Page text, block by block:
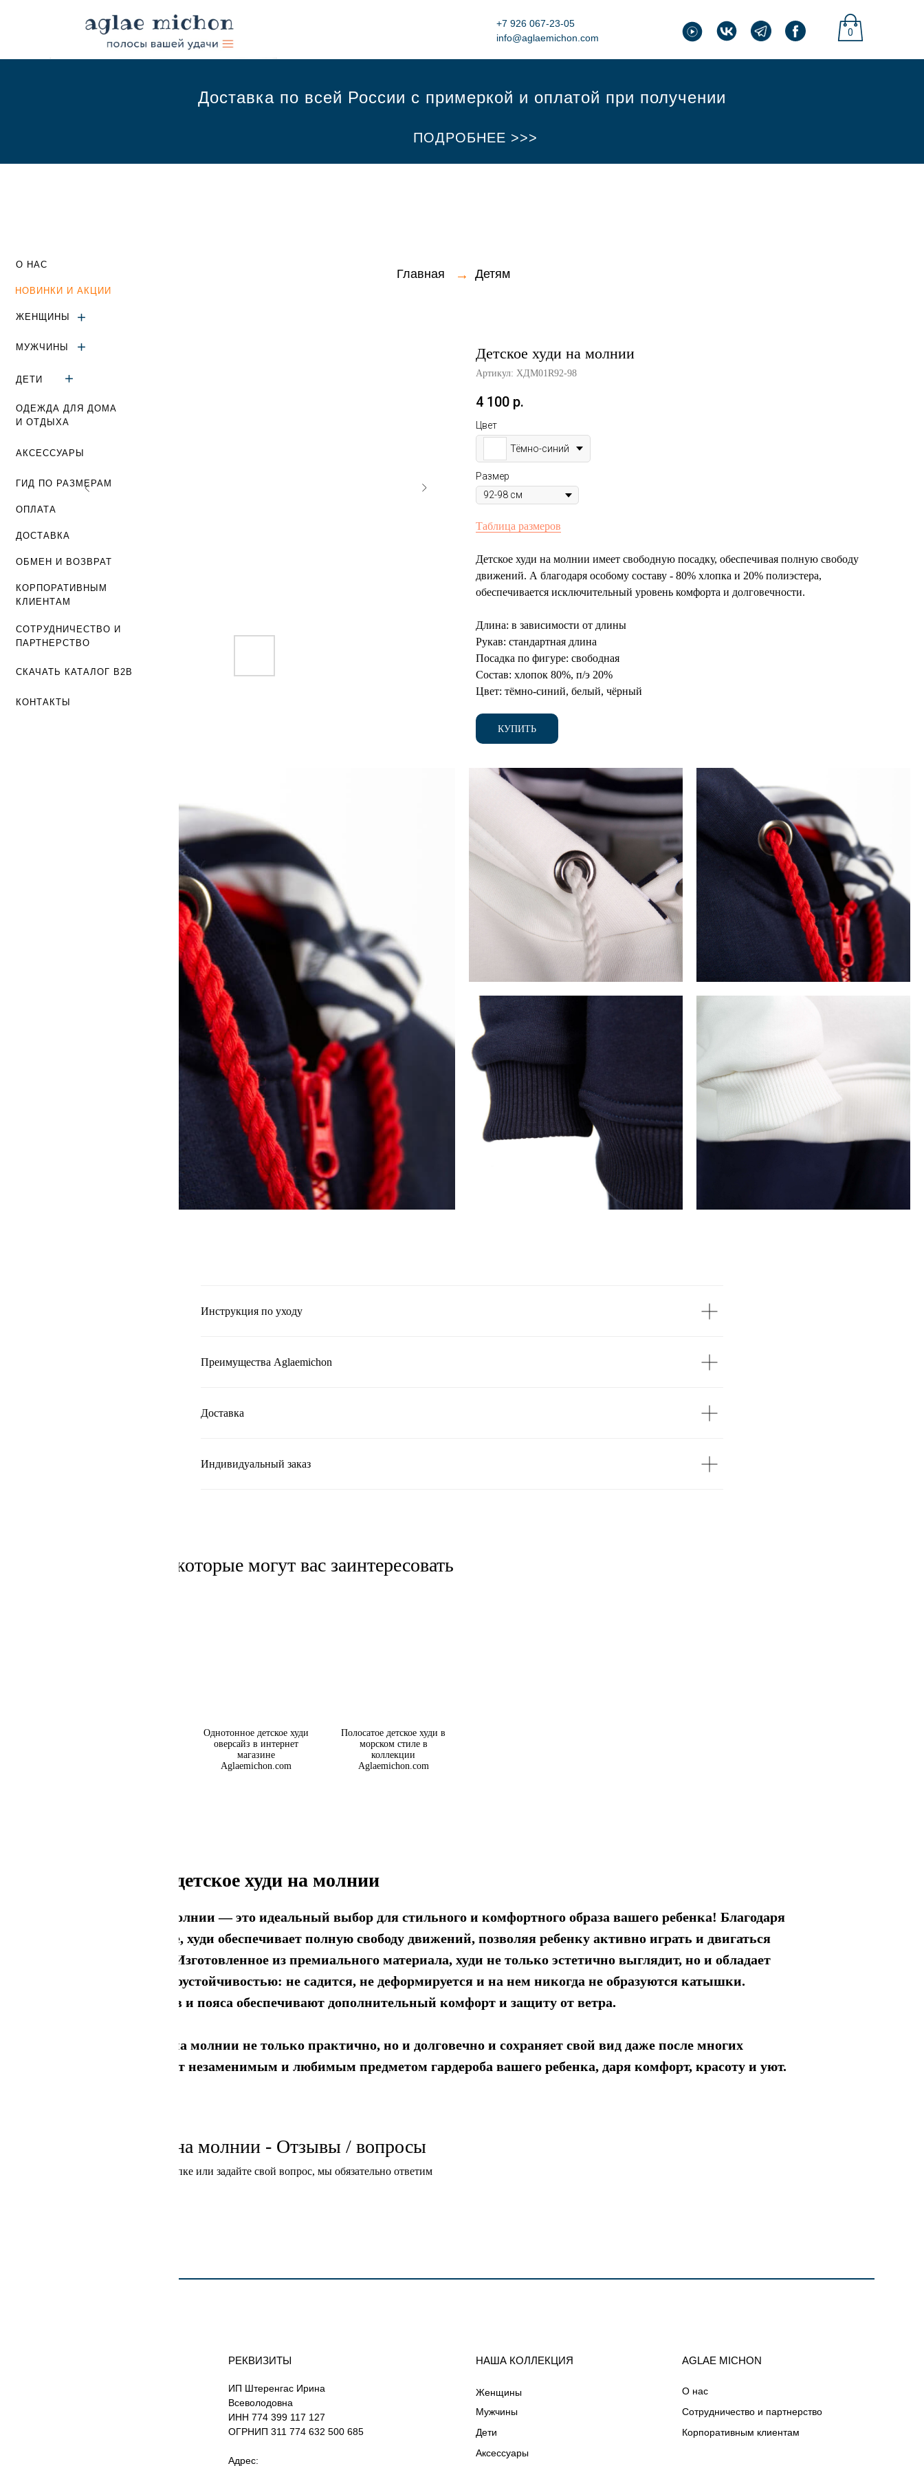
+7 926 067-23-05‬
0
info@aglaemichon.com
Доставка по всей России с примеркой и оплатой при получении
ПОДРОБНЕЕ >>>
ПРОМОКОД MY1AGLAE
Главная Детям
→
О НАС
НОВИНКИ И АКЦИИ
ЖЕНЩИНЫ
МУЖЧИНЫ
ОДЕЖДА ДЛЯ ДОМА
И ОТДЫХА
АКСЕССУАРЫ
ГИД ПО РАЗМЕРАМ
ОПЛАТА
ДОСТАВКА
КОРПОРАТИВНЫМ
КЛИЕНТАМ
СОТРУДНИЧЕСТВО И
ПАРТНЕРСТВО
ОБМЕН И ВОЗВРАТ
СКАЧАТЬ КАТАЛОГ B2B
КОНТАКТЫ
ДЕТИ
Детское худи на молнии
Артикул: ХДМ01R92-98
4 100 р.
Цвет
Тёмно-синий
Размер
Таблица размеров
Детское худи на молнии имеет свободную посадку, обеспечивая полную свободу
движений. А благодаря особому составу - 80% хлопка и 20% полиэстера,
обеспечивается исключительный уровень комфорта и долговечности.
Длина: в зависимости от длины
Рукав: стандартная длина
Посадка по фигуре: свободная
Состав: хлопок 80%, п/э 20%
Цвет: тёмно-синий, белый, чёрный
КУПИТЬ
Инструкция по уходу
Преимущества Aglaemichon
Доставка
Индивидуальный заказ
Детские худи которые могут вас заинтересовать
Однотонное детское худи
оверсайз в интернет
магазине
Aglaemichon.com
Полосатое детское худи в
морском стиле в
коллекции
Aglaemichon.com
Комфортное детское худи на молнии
Детское худи на молнии — это идеальный выбор для стильного и комфортного образа вашего ребенка! Благодаря
свободной посадке, худи обеспечивает полную свободу движений, позволяя ребенку активно играть и двигаться
без ограничений. Изготовленное из премиального материала, худи не только эстетично выглядит, но и обладает
прекрасной износоустойчивостью: не садится, не деформируется и на нем никогда не образуются катышки.
Резинки манжетов и пояса обеспечивают дополнительный комфорт и защиту от ветра.
Это детское худи на молнии не только практично, но и долговечно и сохраняет свой вид даже после многих
стирок. Оно станет незаменимым и любимым предметом гардероба вашего ребенка, даря комфорт, красоту и уют.
Детское худи на молнии - Отзывы / вопросы
Напишите отзыв о покупке или задайте свой вопрос, мы обязательно ответим
Женщины О нас
НАША КОЛЛЕКЦИЯ AGLAE MICHON
Мужчины
Дети
Аксессуары
Сотрудничество и партнерство
Корпоративным клиентам
ИП Штеренгас Ирина
Всеволодовна
ИНН 774 399 117 127
ОГРНИП 311 774 632 500 685
Адрес:
РЕКВИЗИТЫ